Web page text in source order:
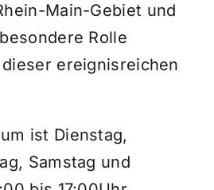
Main-Gebiet und
Rolle
ereignisreichen
ist Dienstag,
Samstag und